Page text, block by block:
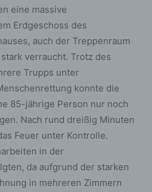
eine massive
Erdgeschoss des
auch der Treppenraum
verraucht. Trotz des
Trupps unter
konnte die
85-jährige Person nur noch
Nach rund dreißig Minuten
Feuer unter Kontrolle.
in der
da aufgrund der starken
in mehreren Zimmern